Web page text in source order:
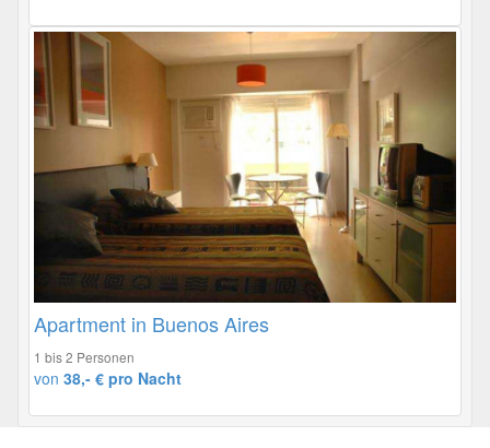
Apartment in Buenos Aires
1 bis 2 Personen
von 38,- € pro Nacht